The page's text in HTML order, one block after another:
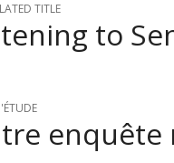
TITLE
to
enquête